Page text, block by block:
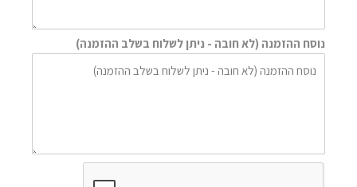
נוסח ההזמנה (לא חובה - ניתן לשלוח בשלב ההזמנה)